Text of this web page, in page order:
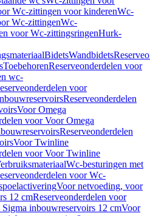
Wc-zittingen voor kinderenWc-
Wc-zittingenWc-
voor Wc-zittingsringenHurk-
BidetsWandbidets
ToebehorenReserveonderdelen voor
wc-
voor
Reserveonderdelen
Voor Omega
voor Voor Omega
Reserveonderdelen
Voor Twinline
voor Voor Twinline
Wc-besturingen met
voor Wc-
Voor netvoeding, voor
12 cmReserveonderdelen voor
inbouwreservoirs 12 cmVoor